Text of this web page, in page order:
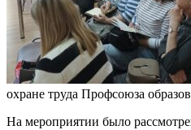
охране труда Профсоюза
На мероприятии было